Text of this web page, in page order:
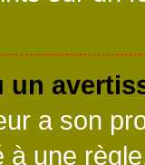
un
a son
à une